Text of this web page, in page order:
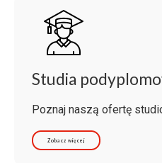
Studia
Poznaj naszą ofertę
Zobacz więcej